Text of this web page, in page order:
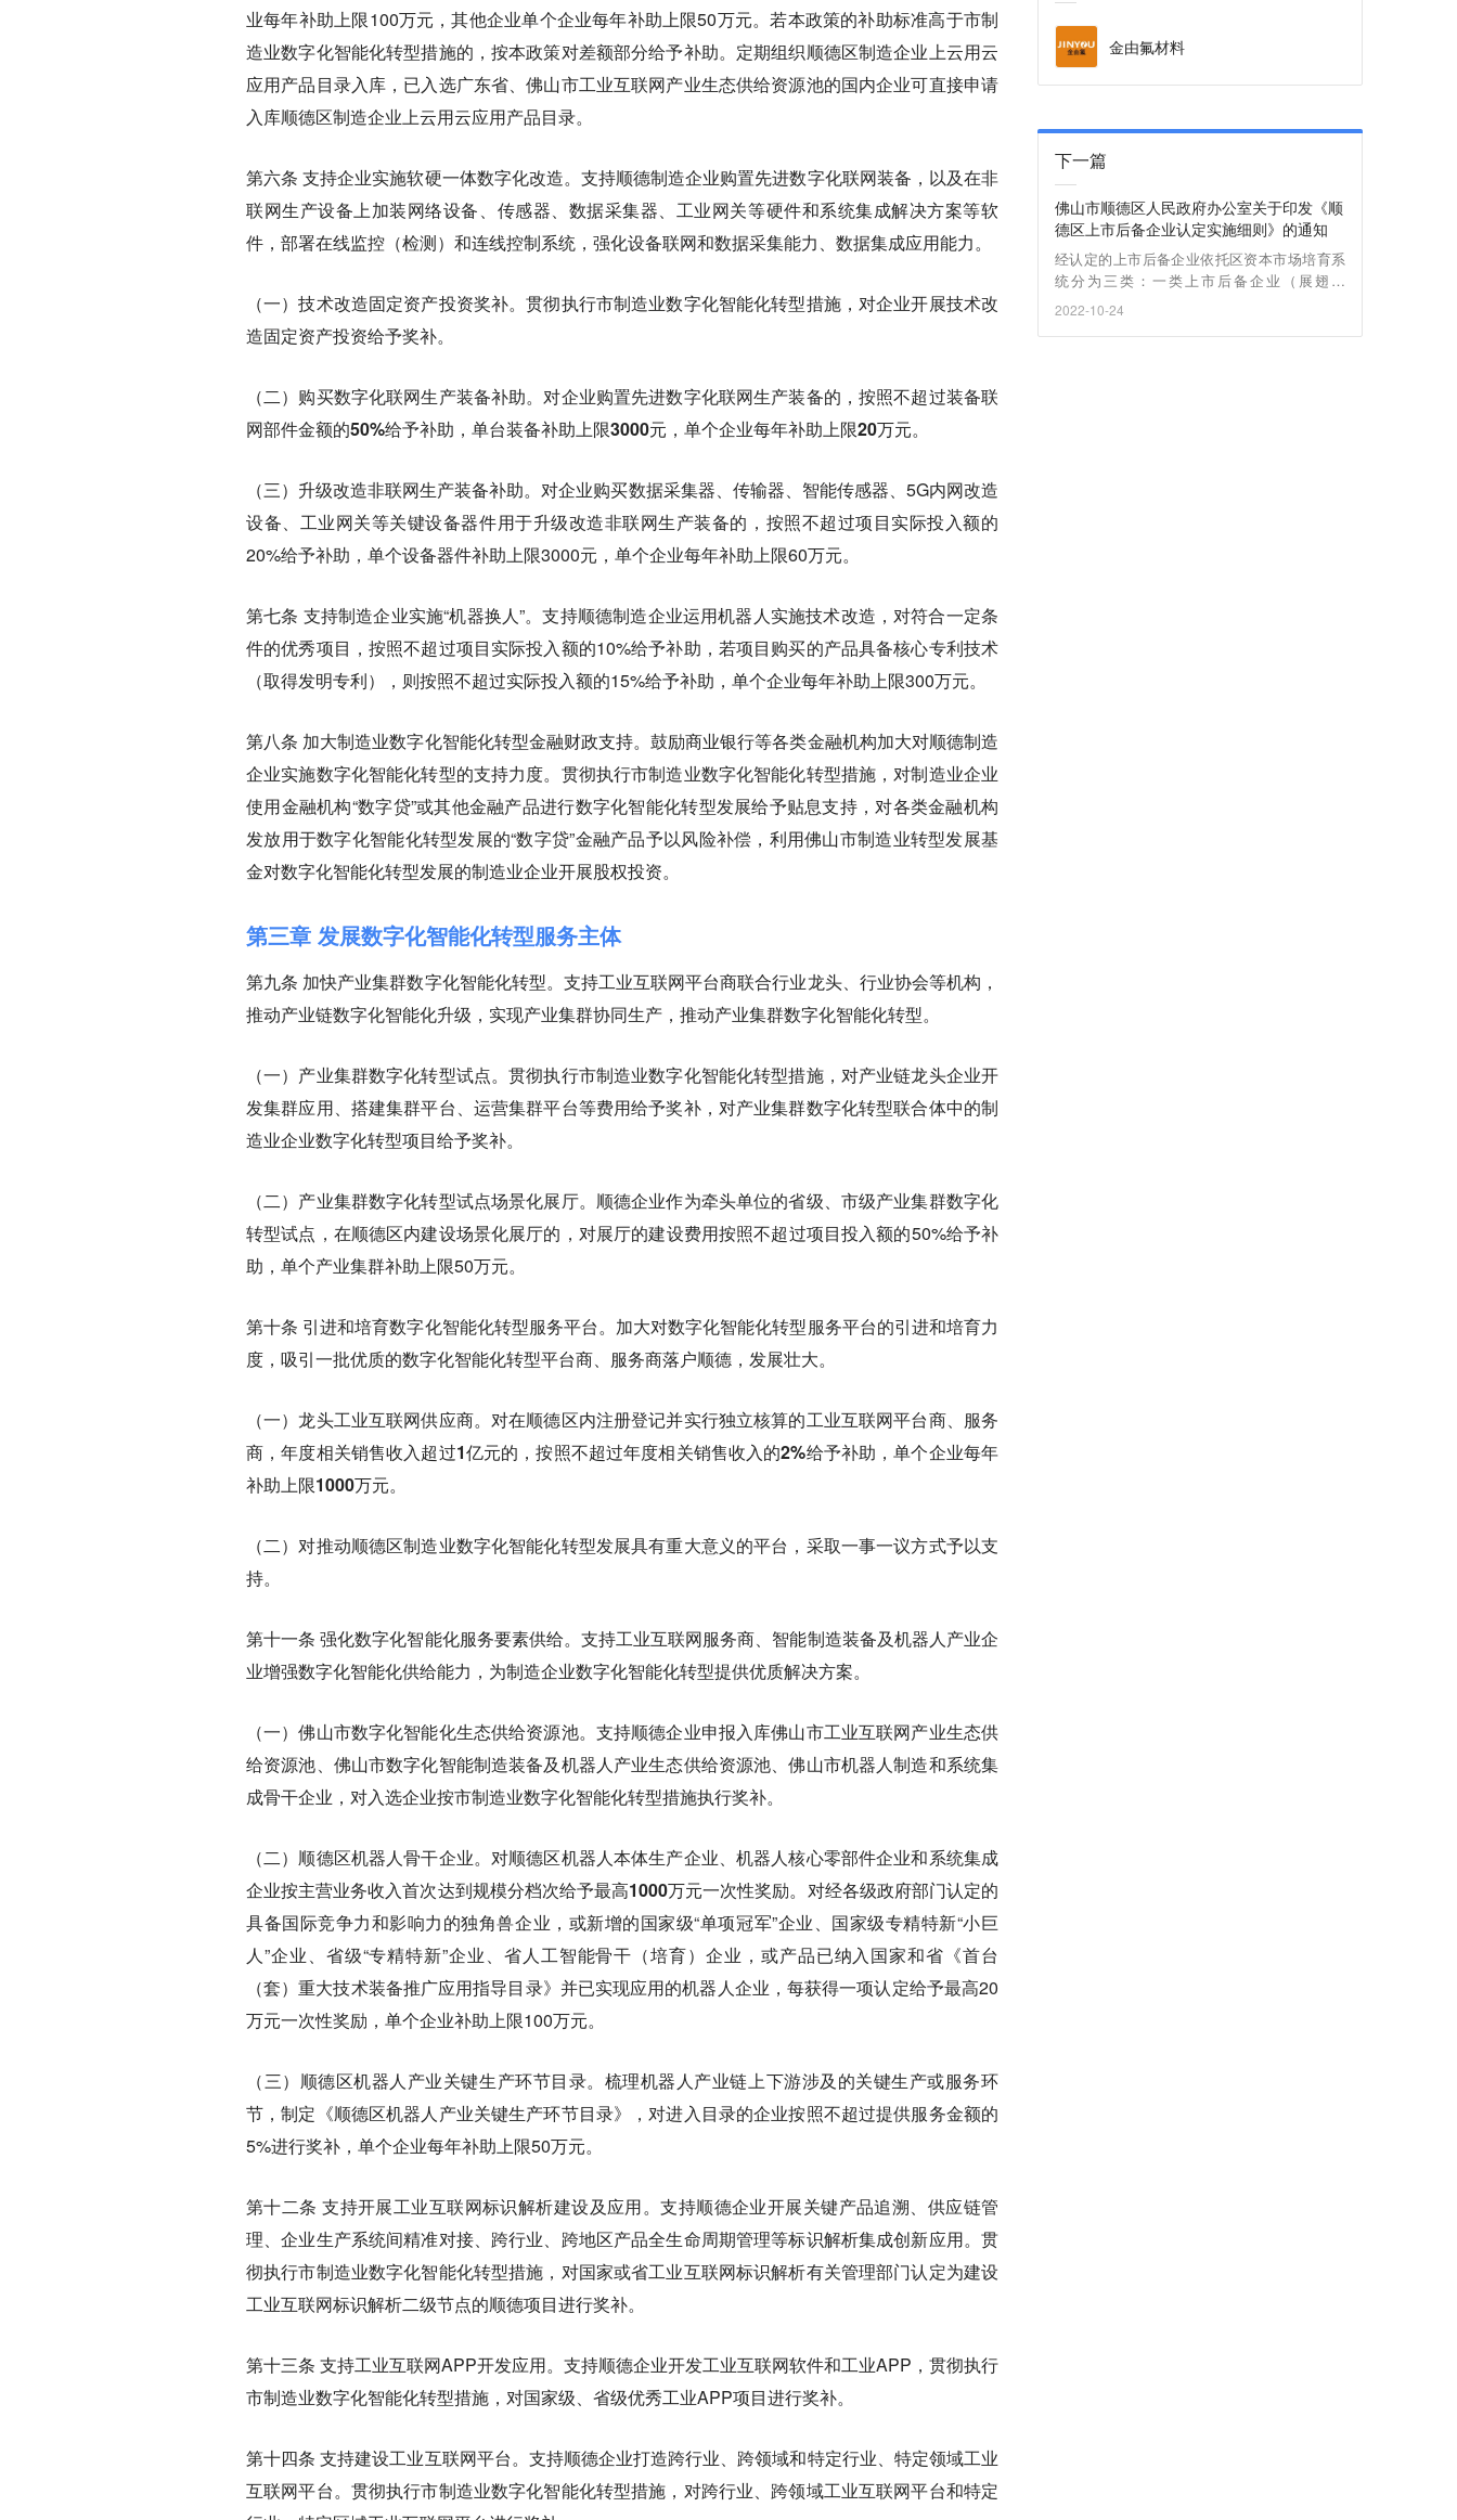
业每年补助上限100万元，其他企业单个企业每年补助上限50万元。若本政策的补助标准高于市制
造业数字化智能化转型措施的，按本政策对差额部分给予补助。定期组织顺德区制造企业上云用云
应用产品目录入库，已入选广东省、佛山市工业互联网产业生态供给资源池的国内企业可直接申请
入库顺德区制造企业上云用云应用产品目录。
第六条支持企业实施软硬一体数字化改造。支持顺德制造企业购置先进数字化联网装备，以及在非
联网生产设备上加装网络设备、传感器、数据采集器、工业网关等硬件和系统集成解决方案等软
件，部署在线监控（检测）和连线控制系统，强化设备联网和数据采集能力、数据集成应用能力。
（一）技术改造固定资产投资奖补。贯彻执行市制造业数字化智能化转型措施，对企业开展技术改
造固定资产投资给予奖补。
（二）购买数字化联网生产装备补助。对企业购置先进数字化联网生产装备的，按照不超过装备联
网部件金额的50%给予补助，单台装备补助上限3000元，单个企业每年补助上限20万元。
（三）升级改造非联网生产装备补助。对企业购买数据采集器、传输器、智能传感器、5G内网改造
设备、工业网关等关键设备器件用于升级改造非联网生产装备的，按照不超过项目实际投入额的
20%给予补助，单个设备器件补助上限3000元，单个企业每年补助上限60万元。
第七条 支持制造企业实施“机器换人”。支持顺德制造企业运用机器人实施技术改造，对符合一定条
件的优秀项目，按照不超过项目实际投入额的10%给予补助，若项目购买的产品具备核心专利技术
（取得发明专利），则按照不超过实际投入额的15%给予补助，单个企业每年补助上限300万元。
第八条 加大制造业数字化智能化转型金融财政支持。鼓励商业银行等各类金融机构加大对顺德制造
企业实施数字化智能化转型的支持力度。贯彻执行市制造业数字化智能化转型措施，对制造业企业
使用金融机构“数字贷”或其他金融产品进行数字化智能化转型发展给予贴息支持，对各类金融机构
发放用于数字化智能化转型发展的“数字贷”金融产品予以风险补偿，利用佛山市制造业转型发展基
金对数字化智能化转型发展的制造业企业开展股权投资。
第三章 发展数字化智能化转型服务主体
第九条 加快产业集群数字化智能化转型。支持工业互联网平台商联合行业龙头、行业协会等机构，
推动产业链数字化智能化升级，实现产业集群协同生产，推动产业集群数字化智能化转型。
（一）产业集群数字化转型试点。贯彻执行市制造业数字化智能化转型措施，对产业链龙头企业开
发集群应用、搭建集群平台、运营集群平台等费用给予奖补，对产业集群数字化转型联合体中的制
造业企业数字化转型项目给予奖补。
（二）产业集群数字化转型试点场景化展厅。顺德企业作为牵头单位的省级、市级产业集群数字化
转型试点，在顺德区内建设场景化展厅的，对展厅的建设费用按照不超过项目投入额的50%给予补
助，单个产业集群补助上限50万元。
第十条 引进和培育数字化智能化转型服务平台。加大对数字化智能化转型服务平台的引进和培育力
度，吸引一批优质的数字化智能化转型平台商、服务商落户顺德，发展壮大。
（一）龙头工业互联网供应商。 对在顺德区内注册登记并实行独立核算的工业互联网平台商、服务
商，年度相关销售收入超过1亿元的，按照不超过年度相关销售收入的2%给予补助，单个企业每年
补助上限1000万元。
（二）对推动顺德区制造业数字化智能化转型发展具有重大意义的平台，采取一事一议方式予以支
持。
第十一条强化数字化智能化服务要素供给。支持工业互联网服务商、智能制造装备及机器人产业企
业增强数字化智能化供给能力，为制造企业数字化智能化转型提供优质解决方案。
（一）佛山市数字化智能化生态供给资源池。支持顺德企业申报入库佛山市工业互联网产业生态供
给资源池、佛山市数字化智能制造装备及机器人产业生态供给资源池、佛山市机器人制造和系统集
成骨干企业，对入选企业按市制造业数字化智能化转型措施执行奖补。
（二）顺德区机器人骨干企业。 对顺德区机器人本体生产企业、机器人核心零部件企业和系统集成
企业按主营业务收入首次达到规模分档次给予最高1000万元一次性奖励。 对经各级政府部门认定的
具备国际竞争力和影响力的独角兽企业，或新增的国家级“单项冠军”企业、国家级专精特新“小巨
人”企业、省级“专精特新”企业、省人工智能骨干（培育）企业，或产品已纳入国家和省《首台
（套）重大技术装备推广应用指导目录》并已实现应用的机器人企业，每获得一项认定给予最高20
万元一次性奖励，单个企业补助上限100万元。
（三）顺德区机器人产业关键生产环节目录。梳理机器人产业链上下游涉及的关键生产或服务环
节，制定《顺德区机器人产业关键生产环节目录》，对进入目录的企业按照不超过提供服务金额的
5%进行奖补，单个企业每年补助上限50万元。
第十二条支持开展工业互联网标识解析建设及应用。支持顺德企业开展关键产品追溯、供应链管
理、企业生产系统间精准对接、跨行业、跨地区产品全生命周期管理等标识解析集成创新应用。贯
彻执行市制造业数字化智能化转型措施，对国家或省工业互联网标识解析有关管理部门认定为建设
工业互联网标识解析二级节点的顺德项目进行奖补。
第十三条 支持工业互联网APP开发应用。支持顺德企业开发工业互联网软件和工业APP，贯彻执行
市制造业数字化智能化转型措施，对国家级、省级优秀工业APP项目进行奖补。
第十四条支持建设工业互联网平台。支持顺德企业打造跨行业、跨领域和特定行业、特定领域工业
互联网平台。贯彻执行市制造业数字化智能化转型措施，对跨行业、跨领域工业互联网平台和特定
金由氟材料
下一篇
佛山市顺德区人民政府办公室关于印发《顺
德区上市后备企业认定实施细则》的通知
经认定的上市后备企业依托区资本市场培育系
统分为三类：一类上市后备企业（展翅企
业）；二类上市后备企业（添翼企业）；三类
2022-10-24